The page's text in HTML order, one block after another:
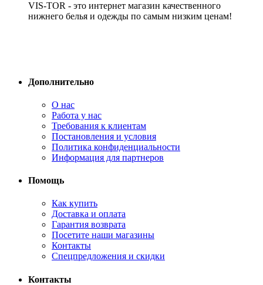
VIS-TOR - это интернет магазин качественного
нижнего белья и одежды по самым низким ценам!
Дополнительно
О нас
Работа у нас
Требования к клиентам
Постановления и условия
Политика конфиденциальности
Информация для партнеров
Помощь
Как купить
Доставка и оплата
Гарантия возврата
Посетите наши магазины
Контакты
Спецпредложения и скидки
Контакты